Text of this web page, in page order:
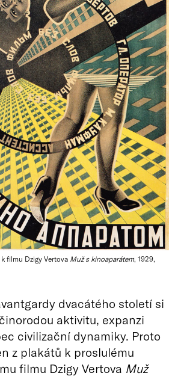
filmu Dzigy Vertova Muž s kinoaparátem, 1929,
dvacátého století si
aktivitu, expanzi
civilizační dynamiky. Proto
z plakátů k proslulému
filmu Dzigy Vertova Muž